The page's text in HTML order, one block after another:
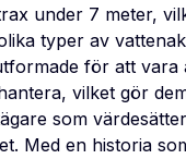
under 7 meter,
typer av
för att vara
vilket gör
som
Med en historia